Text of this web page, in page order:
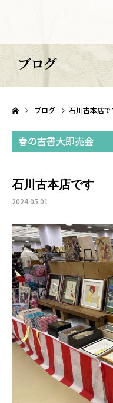
ブログ
ブログ 石川古本店で
春の古書大即売会
石川古本店です
2024.05.01